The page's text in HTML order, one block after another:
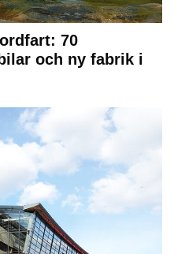
70
och ny fabrik i